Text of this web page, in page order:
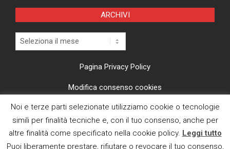
ARCHIVI
Archivi
Pagina Privacy Policy
Modifica consenso cookies
CI TROVI ANCHE SU
Noi e terze parti selezionate utilizziamo cookie o tecnologie
simili per finalità tecniche e, con il tuo consenso, anche per
altre finalità come specificato nella cookie policy. Leggi tutto
Puoi liberamente prestare, rifiutare o revocare il tuo consenso,